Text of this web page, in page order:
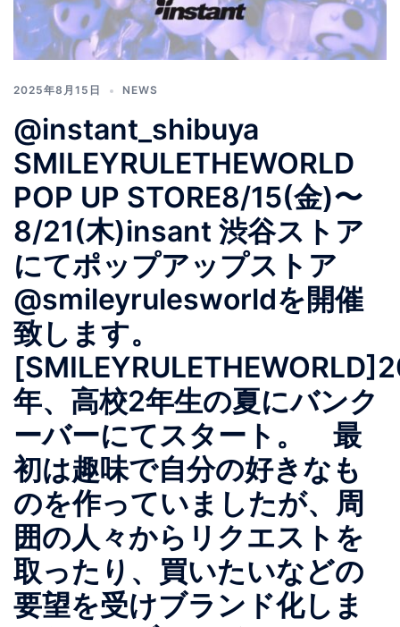
2025年8月15日 NEWS
@instant_shibuya
SMILEYRULETHEWORLD
POP UP STORE8/15(金)〜
8/21(木)insant 渋谷ストア
にてポップアップストア
@smileyrulesworldを開催
致します。
年、高校2年生の夏にバンク
ーバーにてスタート。 最
初は趣味で自分の好きなも
のを作っていましたが、周
囲の人々からリクエストを
取ったり、買いたいなどの
要望を受けブランド化しま